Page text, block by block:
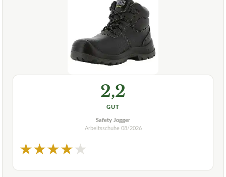
2,2
GUT
Safety Jogger
Arbeitsschuhe 08/2026
★★★★★